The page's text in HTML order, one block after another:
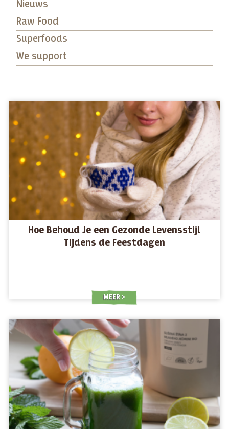
Nieuws
Raw Food
Superfoods
We support
Hoe Behoud Je een Gezonde Levensstijl
Tijdens de Feestdagen
MEER